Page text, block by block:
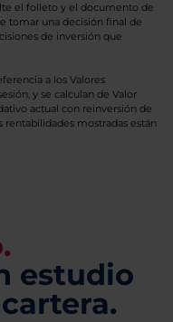
el folleto y el documento de
tomar una decisión final de
de inversión que
a los Valores
y se calculan de Valor
actual con reinversión de
rentabilidades mostradas están
estudio